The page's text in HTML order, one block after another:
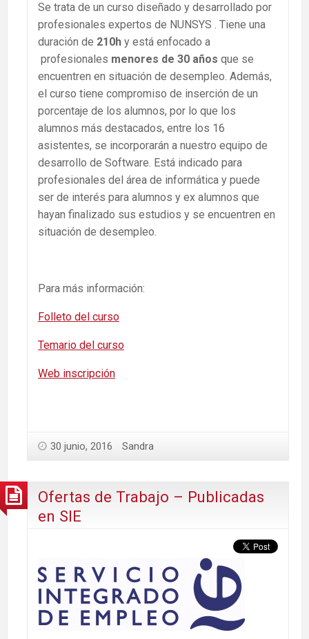
Se trata de un curso diseñado y desarrollado por
profesionales expertos de NUNSYS . Tiene una
duración de 210h y está enfocado a
profesionales menores de 30 años que se
encuentren en situación de desempleo. Además,
el curso tiene compromiso de inserción de un
porcentaje de los alumnos, por lo que los
alumnos más destacados, entre los 16
asistentes, se incorporarán a nuestro equipo de
desarrollo de Software. Está indicado para
profesionales del área de informática y puede
ser de interés para alumnos y ex alumnos que
hayan finalizado sus estudios y se encuentren en
situación de desempleo.
Para más información:
Folleto del curso
Temario del curso
Web inscripción
30 junio, 2016 Sandra
Ofertas de Trabajo – Publicadas
en SIE